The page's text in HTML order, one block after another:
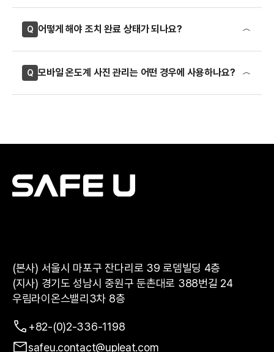
값은 그대로 유지되며, 빠진 항목만 수동 입력하면 돼요.
31℃ 이상 측정되었을 때, 폭염작업 의무조치 체크리스트를
실제 보건조치(냉방·시간조정·휴식 등) 이행 여부는 [조치내용
등록]에서 사용자가 직접 체크하고 기록해야 법적 의무가
Q 어떻게 해야 조치 완료 상태가 되나요?
반영되고, 체감 온도 측정의 경우 [법적 의무] 보건 조치에
Q 모바일 온도계 사진 관리는 어떤 경우에 사용하나요?
(본사) 서울시 마포구 잔다리로 39 로뎀빌딩 4층
(지사) 경기도 성남시 중원구 둔촌대로 388번길 24
우림라이온스밸리3차 8층
+82-(0)2-336-1198
safeu.contact@upleat.com